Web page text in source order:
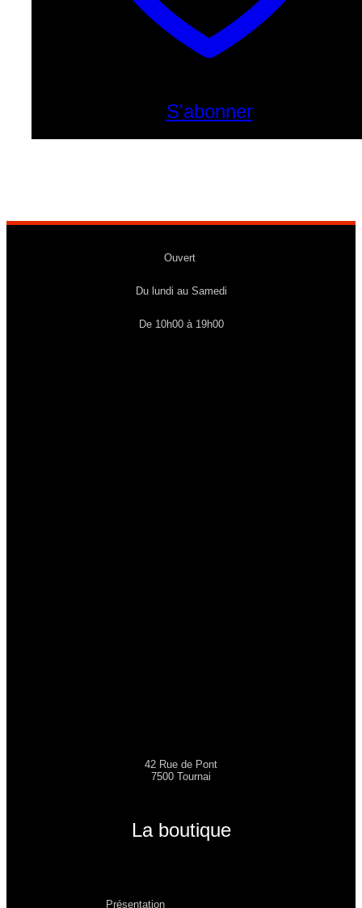
S'abonner
Ouvert
Du lundi au Samedi
De 10h00 à 19h00
42 Rue de Pont
7500 Tournai
La boutique
Présentation